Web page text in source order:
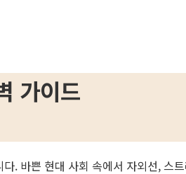
가이드
. 바쁜 현대 사회 속에서 자외선, 스